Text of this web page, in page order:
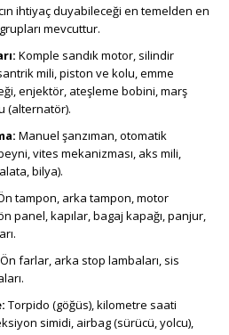
ihtiyaç duyabileceği en temelden en
mevcuttur.
Komple sandık motor, silindir
mili, piston ve kolu, emme
enjektör, ateşleme bobini, marş
(alternatör).
Manuel şanzıman, otomatik
vites mekanizması, aks mili,
bilya).
tampon, arka tampon, motor
panel, kapılar, bagaj kapağı, panjur,
Ön farlar, arka stop lambaları, sis
Torpido (göğüs), kilometre saati
simidi, airbag (sürücü, yolcu),